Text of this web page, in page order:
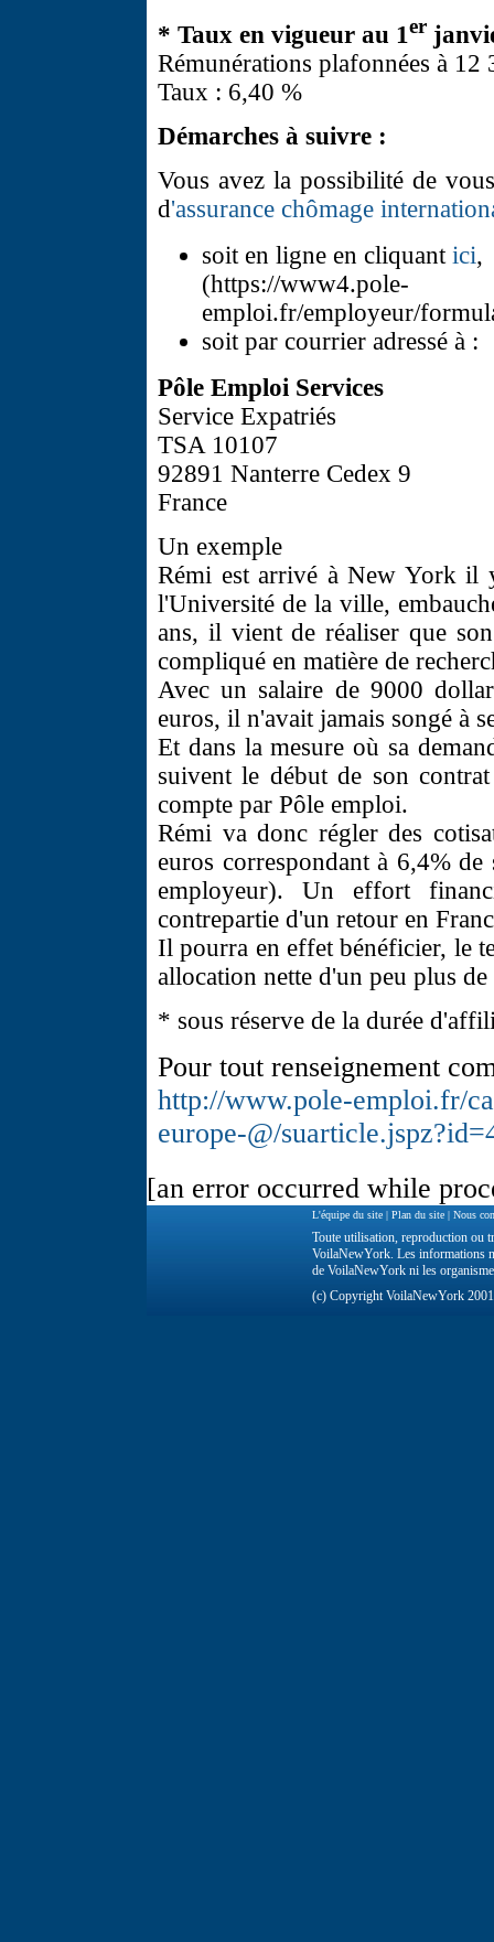
* Taux en vigueur au 1er
Rémunérations plafonnées à 12
Taux : 6,40 %
Démarches à suivre :
Vous avez la possibilité de
d'assurance chômage
soit en ligne en cliquant ici,
(https://www4.pole-
emploi.fr/employeur/
soit par courrier adressé à :
Pôle Emploi Services
Service Expatriés
TSA 10107
92891 Nanterre Cedex 9
France
Un exemple
Rémi est arrivé à New York il
l'Université de la ville,
ans, il vient de réaliser que
compliqué en matière de
Avec un salaire de 9000
euros, il n'avait jamais songé à
Et dans la mesure où sa
suivent le début de son
compte par Pôle emploi.
Rémi va donc régler des
euros correspondant à 6,4%
employeur). Un effort
contrepartie d'un retour en
Il pourra en effet bénéficier, le
allocation nette d'un peu plus
* sous réserve de la durée
Pour tout renseignement
http://www.pole-emploi.fr/
europe-@/
[an error occurred while
L'équipe du site | Plan du site | Nous
Toute utilisation, reproduction ou
VoilaNewYork. Les informations
de VoilaNewYork ni les
(c) Copyright VoilaNewYork